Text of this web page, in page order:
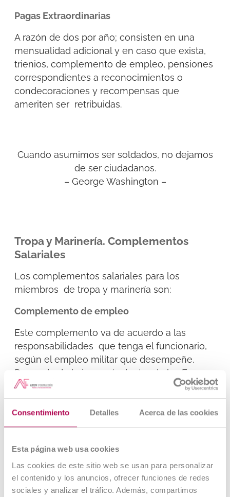
Consentimiento Detalles Acerca de las cookies
Esta página web usa cookies
Las cookies de este sitio web se usan para personalizar
el contenido y los anuncios, ofrecer funciones de redes
sociales y analizar el tráfico. Además, compartimos
Pagas Extraordinarias
A razón de dos por año; consisten en una
mensualidad adicional y en caso que exista,
trienios, complemento de empleo, pensiones
correspondientes a reconocimientos o
condecoraciones y recompensas que
ameriten ser retribuidas.
Cuando asumimos ser soldados, no dejamos
de ser ciudadanos.
– George Washington –
Tropa y Marinería. Complementos
Salariales
Los complementos salariales para los
miembros de tropa y marinería son:
Complemento de empleo
Este complemento va de acuerdo a las
responsabilidades que tenga el funcionario,
según el empleo militar que desempeñe.
Depende de la jerarquía dentro de las Fuerzas
Armadas.
Complemento específico
Consta de dos aportes: el componente
ejerza el funcionario; la segunda parte del
aporte es el componente singular, que
reconoce las condiciones especiales en que